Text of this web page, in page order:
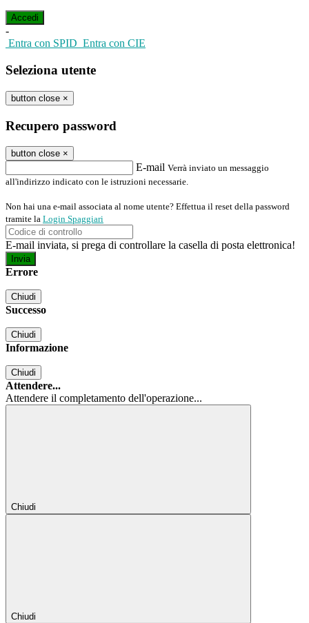
-
Entra con SPID Entra con CIE
Seleziona utente
button close ×
Recupero password
button close ×
E-mail Verrà inviato un messaggio
all'indirizzo indicato con le istruzioni necessarie.
Non hai una e-mail associata al nome utente? Effettua il reset della password
tramite la Login Spaggiari
E-mail inviata, si prega di controllare la casella di posta elettronica!
Errore
Chiudi
Successo
Chiudi
Informazione
Chiudi
Attendere...
Attendere il completamento dell'operazione...
Chiudi
Chiudi